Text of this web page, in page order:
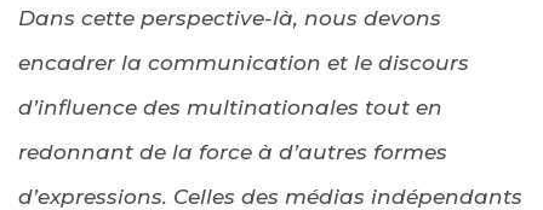
Dans cette perspective-là, nous devons
encadrer la communication et le discours
d’influence des multinationales tout en
redonnant de la force à d’autres formes
d’expressions. Celles des médias indépendants